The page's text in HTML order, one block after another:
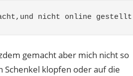
nicht online gestellt
gemacht aber mich nicht so
Schenkel klopfen oder auf die